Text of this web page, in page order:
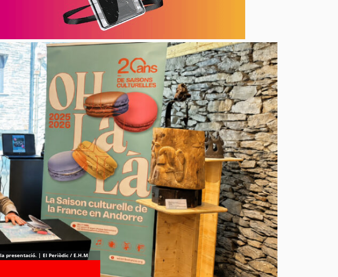
presentació. | El Periòdic / E.H.M